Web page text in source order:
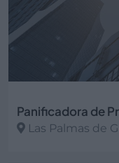
Las Palmas de